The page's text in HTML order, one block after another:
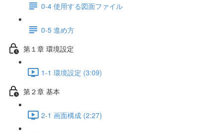
0-4 使用する図面ファイル
0-5 進め方
第１章 環境設定
1-1 環境設定 (3:09)
第２章 基本
2-1 画面構成 (2:27)